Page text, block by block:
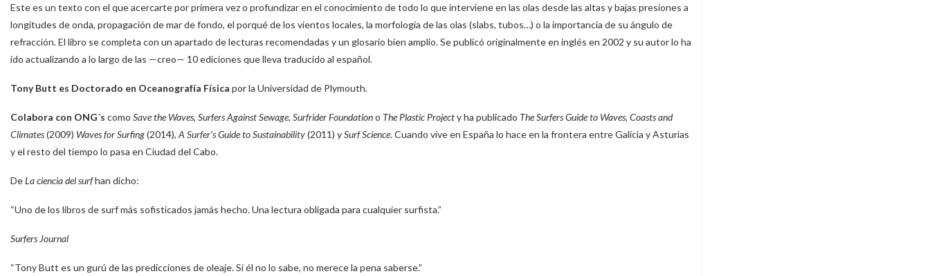
Este es un texto con el que acercarte por primera vez o profundizar en el conocimiento de todo lo que interviene en las olas desde las altas y bajas presiones a
longitudes de onda, propagación de mar de fondo, el porqué de los vientos locales, la morfología de las olas (slabs, tubos…) o la importancia de su ángulo de
refracción. El libro se completa con un apartado de lecturas recomendadas y un glosario bien amplio. Se publicó originalmente en inglés en 2002 y su autor lo ha
ido actualizando a lo largo de las —creo— 10 ediciones que lleva traducido al español.
Tony Butt es Doctorado en Oceanografía Física por la Universidad de Plymouth.
Colabora con ONG´s como Save the Waves, Surfers Against Sewage, Surfrider Foundationo The Plastic Projecty ha publicado The Surfers Guide to Waves, Coasts and
Climates(2009) Waves for Surfing(2014), A Surfer’s Guide to Sustainability(2011) ySurf Science. Cuando vive en España lo hace en la frontera entre Galicia y Asturias
y el resto del tiempo lo pasa en Ciudad del Cabo.
DeLa ciencia del surfhan dicho:
“Uno de los libros de surf más sofisticados jamás hecho. Una lectura obligada para cualquier surfista.”
Surfers Journal
“Tony Butt es un gurú de las predicciones de oleaje. Si él no lo sabe, no merece la pena saberse.”